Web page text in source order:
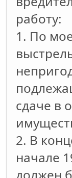
работу:
1. По
сдаче в
2. В
начале
должен